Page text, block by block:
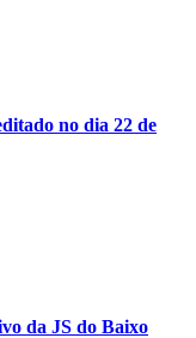
no dia 22 de
da JS do Baixo